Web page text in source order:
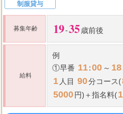
制服貸与
募集年齢 19-35歳前後
給料
例
①早番 11:00 ～ 18
1 人目 90分コース(
5000円)＋指名料(
2人目120分コー